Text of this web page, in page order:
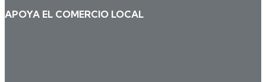
APOYA EL COMERCIO LOCAL